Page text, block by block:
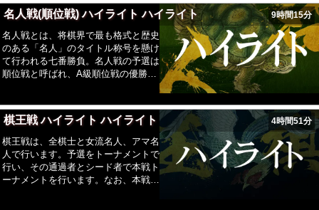
ント制で持ち時間は40分となります。
朝日アマ名人、朝日アマ名人戦全国大
会ベスト8進出者、学生名人の計10
名。女流棋士は主催者推薦3名を選
抜。
名人戦(順位戦) ハイライト ハイライト 9時間15分
名人戦とは、将棋界で最も格式と歴史
のある「名人」のタイトル称号を懸け
て行われる七番勝負。名人戦の予選は
順位戦と呼ばれ、A級順位戦の優勝者
棋王戦 ハイライト ハイライト 4時間51分
棋王戦は、全棋士と女流名人、アマ名
人で行います。予選をトーナメントで
行い、その通過者とシード者で本戦ト
ーナメントを行います。なお、本戦は